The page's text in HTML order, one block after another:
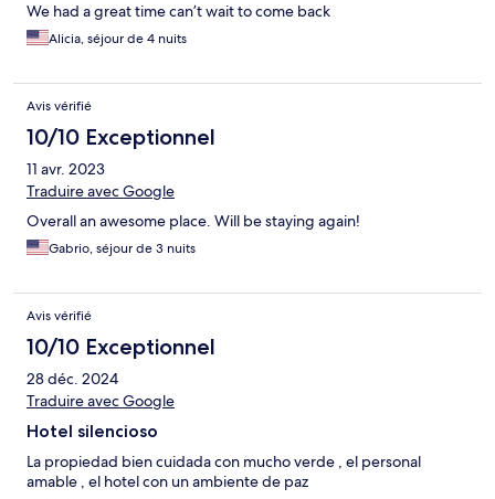
We had a great time can’t wait to come back
Alicia, séjour de 4 nuits
Avis vérifié
10/10 Exceptionnel
11 avr. 2023
Traduire avec Google
Overall an awesome place. Will be staying again!
Gabrio, séjour de 3 nuits
Avis vérifié
10/10 Exceptionnel
28 déc. 2024
Traduire avec Google
Hotel silencioso
La propiedad bien cuidada con mucho verde , el personal
amable , el hotel con un ambiente de paz